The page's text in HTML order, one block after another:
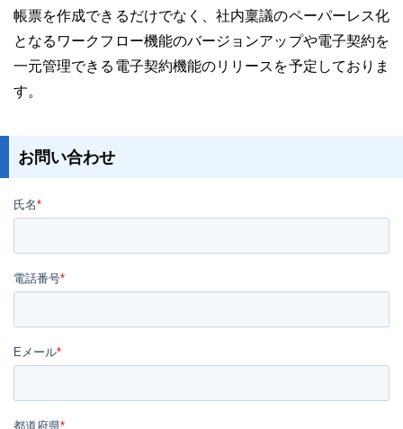
帳票を作成できるだけでなく、社内稟議のペーパーレス化
となるワークフロー機能のバージョンアップや電子契約を
一元管理できる電子契約機能のリリースを予定しておりま
す。
お問い合わせ